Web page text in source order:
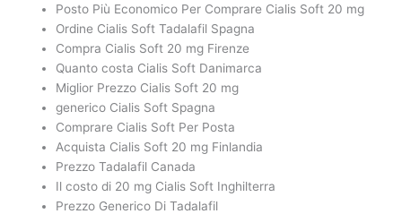
Posto Più Economico Per Comprare Cialis Soft 20 mg
Ordine Cialis Soft Tadalafil Spagna
Compra Cialis Soft 20 mg Firenze
Quanto costa Cialis Soft Danimarca
Miglior Prezzo Cialis Soft 20 mg
generico Cialis Soft Spagna
Comprare Cialis Soft Per Posta
Acquista Cialis Soft 20 mg Finlandia
Prezzo Tadalafil Canada
Il costo di 20 mg Cialis Soft Inghilterra
Prezzo Generico Di Tadalafil